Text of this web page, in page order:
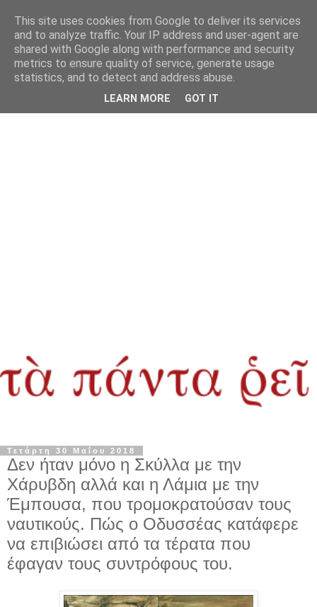
Τετάρτη 30 Μαΐου 2018
Δεν ήταν μόνο η Σκύλλα με την
Χάρυβδη αλλά και η Λάμια με την
Έμπουσα, που τρομοκρατούσαν τους
ναυτικούς. Πώς ο Οδυσσέας κατάφερε
να επιβιώσει από τα τέρατα που
έφαγαν τους συντρόφους του.
This site uses cookies from Google to deliver its services
and to analyze traffic. Your IP address and user-agent are
shared with Google along with performance and security
metrics to ensure quality of service, generate usage
statistics, and to detect and address abuse.
LEARN MORE GOT IT